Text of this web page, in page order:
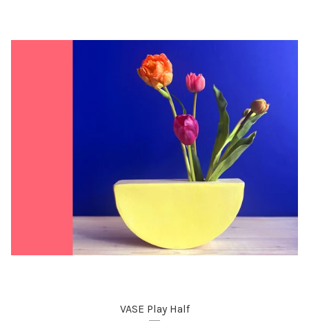
VASE Play Half